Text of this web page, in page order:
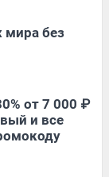
мира без
от 7 000 ₽
и все